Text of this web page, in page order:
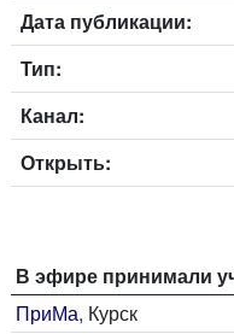
Дата публикации:
Тип:
Канал:
Открыть:
В эфире принимали
ПриМа, Курск